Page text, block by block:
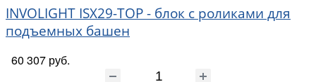
INVOLIGHT ISX29-TOP - блок c роликами для
подъемных башен
60 307 руб.